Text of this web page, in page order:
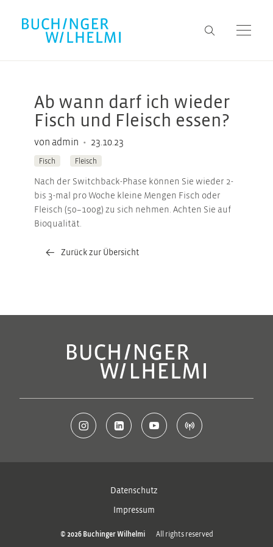
Ab wann darf ich wieder
Fisch und Fleisch essen?
von admin • 23.10.23
Fisch Fleisch
Nach der Switchback-Phase können Sie wieder 2-
bis 3-mal pro Woche kleine Mengen Fisch oder
Fleisch (50–100g) zu sich nehmen. Achten Sie auf
Bioqualität.
Zurück zur Übersicht
Datenschutz
Impressum
© 2026 Buchinger Wilhelmi All rights reserved